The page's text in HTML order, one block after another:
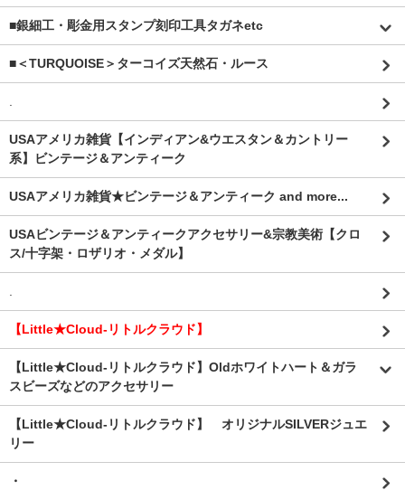
■銀細工・彫金用スタンプ刻印工具タガネetc
■＜TURQUOISE＞ターコイズ天然石・ルース
.
USAアメリカ雑貨【インディアン&ウエスタン＆カントリー
系】ビンテージ＆アンティーク
USAアメリカ雑貨★ビンテージ＆アンティーク and more...
USAビンテージ＆アンティークアクセサリー&宗教美術【クロ
ス/十字架・ロザリオ・メダル】
.
【Little★Cloud-リトルクラウド】
【Little★Cloud-リトルクラウド】Oldホワイトハート＆ガラ
スビーズなどのアクセサリー
【Little★Cloud-リトルクラウド】 オリジナルSILVERジュエ
リー
・